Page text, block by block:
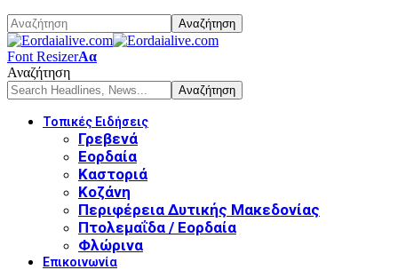
Font ResizerΑα
Αναζήτηση
Τοπικές Ειδήσεις
Γρεβενά
Εορδαία
Καστοριά
Κοζάνη
Περιφέρεια Δυτικής Μακεδονίας
Πτολεμαΐδα / Εορδαία
Φλώρινα
Επικοινωνία